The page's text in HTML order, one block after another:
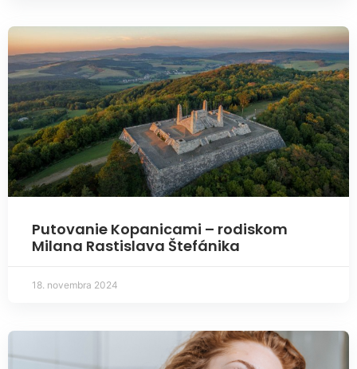
Putovanie Kopanicami – rodiskom
Milana Rastislava Štefánika
18. novembra 2024